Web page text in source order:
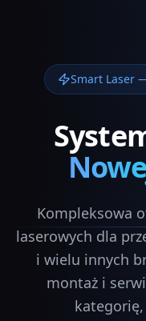
Smart Laser
Kompleksowa
laserowych dla
i wielu innych
montaż i